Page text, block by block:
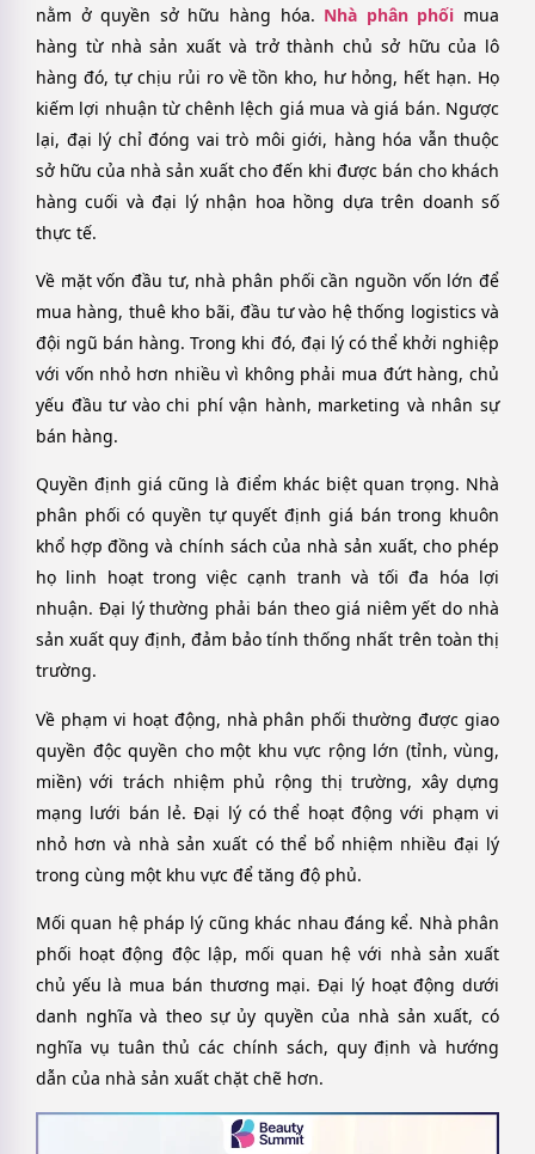
nằm ở quyền sở hữu hàng hóa. Nhà phân phối mua
hàng từ nhà sản xuất và trở thành chủ sở hữu của lô
hàng đó, tự chịu rủi ro về tồn kho, hư hỏng, hết hạn. Họ
kiếm lợi nhuận từ chênh lệch giá mua và giá bán. Ngược
lại, đại lý chỉ đóng vai trò môi giới, hàng hóa vẫn thuộc
sở hữu của nhà sản xuất cho đến khi được bán cho khách
hàng cuối và đại lý nhận hoa hồng dựa trên doanh số
thực tế.
Về mặt vốn đầu tư, nhà phân phối cần nguồn vốn lớn để
mua hàng, thuê kho bãi, đầu tư vào hệ thống logistics và
đội ngũ bán hàng. Trong khi đó, đại lý có thể khởi nghiệp
với vốn nhỏ hơn nhiều vì không phải mua đứt hàng, chủ
yếu đầu tư vào chi phí vận hành, marketing và nhân sự
bán hàng.
Quyền định giá cũng là điểm khác biệt quan trọng. Nhà
phân phối có quyền tự quyết định giá bán trong khuôn
khổ hợp đồng và chính sách của nhà sản xuất, cho phép
họ linh hoạt trong việc cạnh tranh và tối đa hóa lợi
nhuận. Đại lý thường phải bán theo giá niêm yết do nhà
sản xuất quy định, đảm bảo tính thống nhất trên toàn thị
trường.
Về phạm vi hoạt động, nhà phân phối thường được giao
quyền độc quyền cho một khu vực rộng lớn (tỉnh, vùng,
miền) với trách nhiệm phủ rộng thị trường, xây dựng
mạng lưới bán lẻ. Đại lý có thể hoạt động với phạm vi
nhỏ hơn và nhà sản xuất có thể bổ nhiệm nhiều đại lý
trong cùng một khu vực để tăng độ phủ.
Mối quan hệ pháp lý cũng khác nhau đáng kể. Nhà phân
phối hoạt động độc lập, mối quan hệ với nhà sản xuất
chủ yếu là mua bán thương mại. Đại lý hoạt động dưới
danh nghĩa và theo sự ủy quyền của nhà sản xuất, có
nghĩa vụ tuân thủ các chính sách, quy định và hướng
dẫn của nhà sản xuất chặt chẽ hơn.